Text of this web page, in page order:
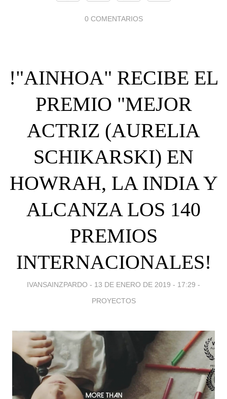
0 COMENTARIOS
!"AINHOA" RECIBE EL
PREMIO "MEJOR
ACTRIZ (AURELIA
SCHIKARSKI) EN
HOWRAH, LA INDIA Y
ALCANZA LOS 140
PREMIOS
INTERNACIONALES!
IVANSAINZPARDO - 13 DE ENERO DE 2019 - 17:29 -
PROYECTOS